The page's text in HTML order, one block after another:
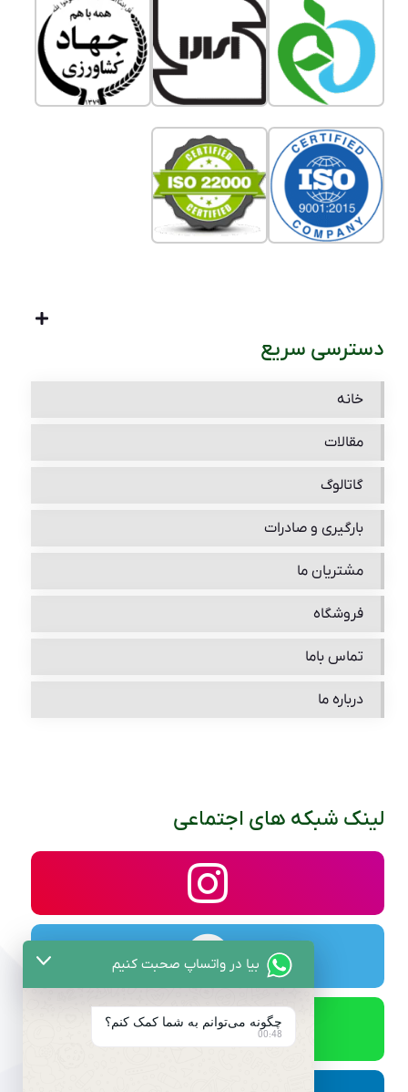
دسترسی سریع
خانه
مقالات
گاتالوگ
بارگیری و صادرات
مشتریان ما
فروشگاه
تماس باما
درباره ما
لینک شبکه های اجتماعی
بیا در واتساپ صحبت کنیم
چگونه می‌توانم به شما کمک کنم؟
00:48